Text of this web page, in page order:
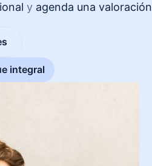
y agenda una valoración
integral